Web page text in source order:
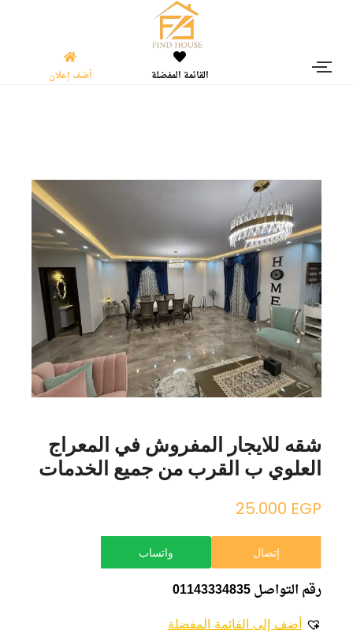
القائمة المفضلة أضف إعلان
شقه للايجار المفروش في المعراج
العلوي ب القرب من جميع الخدمات
25.000 EGP
إتصال واتساب
رقم التواصل 01143334835
أضف إلى القائمة المفضلة